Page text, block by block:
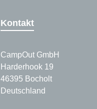
Kontakt
CampOut GmbH
Harderhook 19
46395 Bocholt
Deutschland